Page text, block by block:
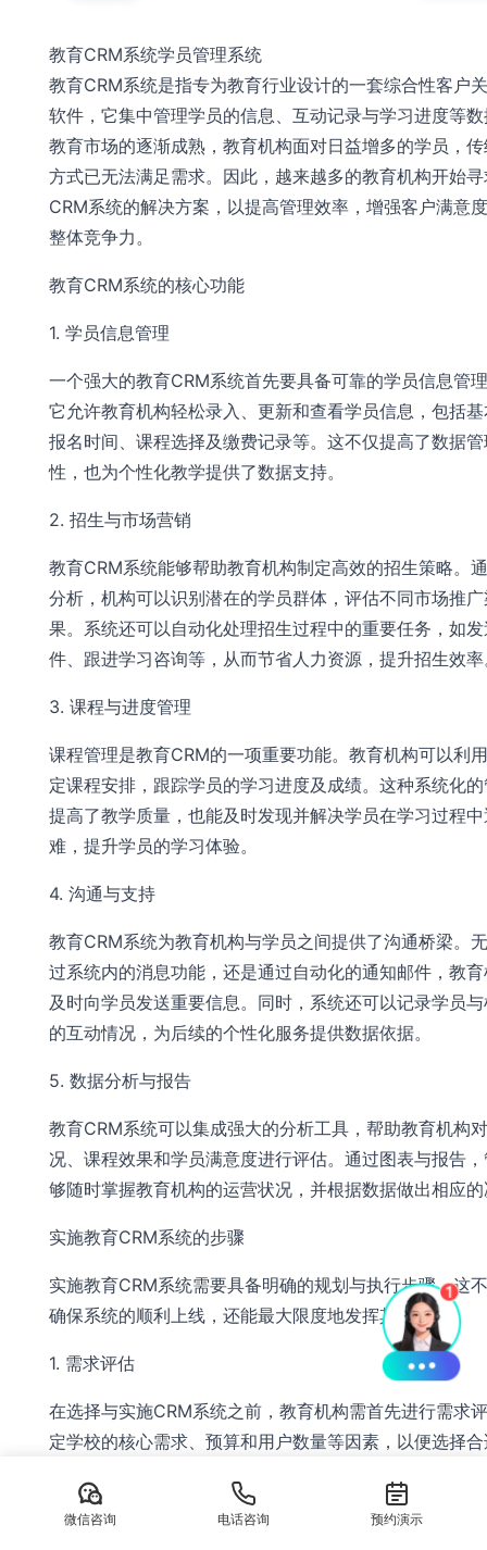
教育CRM系统学员管理系统
教育CRM系统是指专为教育行业设计的一套综合性客户
软件，它集中管理学员的信息、互动记录与学习进度等
教育市场的逐渐成熟，教育机构面对日益增多的学员，
方式已无法满足需求。因此，越来越多的教育机构开始
CRM系统的解决方案，以提高管理效率，增强客户满意
整体竞争力。
教育CRM系统的核心功能
1. 学员信息管理
一个强大的教育CRM系统首先要具备可靠的学员信息管
它允许教育机构轻松录入、更新和查看学员信息，包括
报名时间、课程选择及缴费记录等。这不仅提高了数据
性，也为个性化教学提供了数据支持。
2. 招生与市场营销
教育CRM系统能够帮助教育机构制定高效的招生策略。
分析，机构可以识别潜在的学员群体，评估不同市场推
果。系统还可以自动化处理招生过程中的重要任务，如
件、跟进学习咨询等，从而节省人力资源，提升招生效
3. 课程与进度管理
课程管理是教育CRM的一项重要功能。教育机构可以利
定课程安排，跟踪学员的学习进度及成绩。这种系统化
提高了教学质量，也能及时发现并解决学员在学习过程
难，提升学员的学习体验。
4. 沟通与支持
教育CRM系统为教育机构与学员之间提供了沟通桥梁。
过系统内的消息功能，还是通过自动化的通知邮件，教
及时向学员发送重要信息。同时，系统还可以记录学员
的互动情况，为后续的个性化服务提供数据依据。
5. 数据分析与报告
教育CRM系统可以集成强大的分析工具，帮助教育机构
况、课程效果和学员满意度进行评估。通过图表与报告
够随时掌握教育机构的运营状况，并根据数据做出相应
实施教育CRM系统的步骤
实施教育CRM系统需要具备明确的规划与执行步骤，这
确保系统的顺利上线，还能最大限度地发挥其效能。
1. 需求评估
在选择与实施CRM系统之前，教育机构需首先进行需求
定学校的核心需求、预算和用户数量等因素，以便选择
2. 选择适合的供应商
微信咨询 电话咨询 预约演示